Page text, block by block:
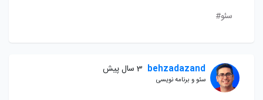
سئو#
behzadazand 3 سال پیش
سئو و برنامه نویسی